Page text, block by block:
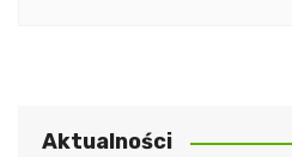
Aktualności